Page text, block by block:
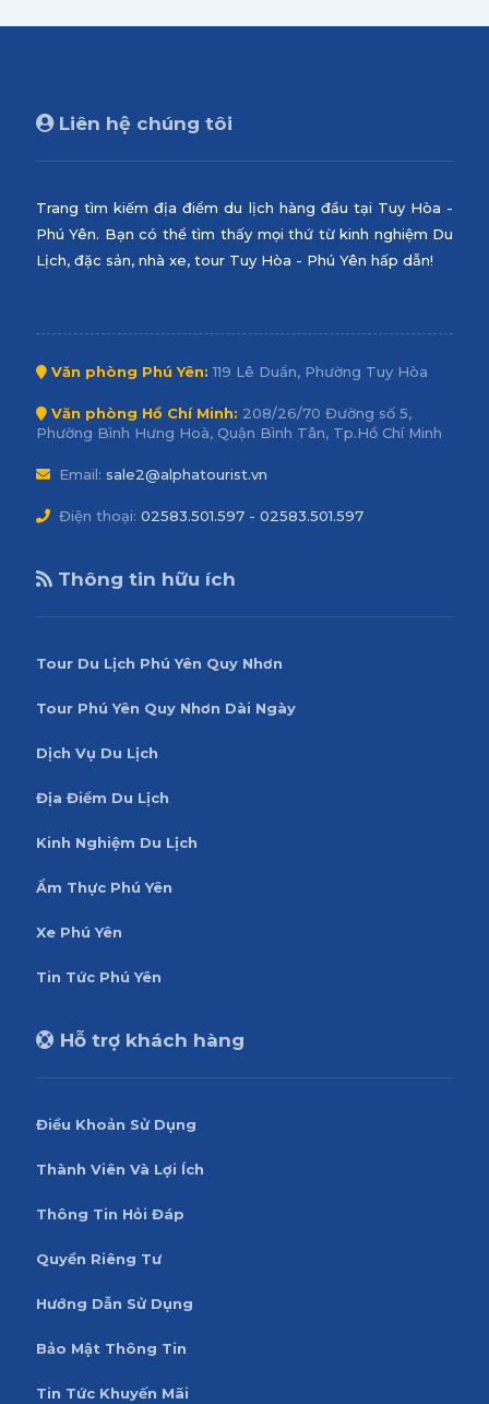
Liên hệ chúng tôi
Trang tìm kiếm địa điểm du lịch hàng đầu tại Tuy Hòa -
Phú Yên. Bạn có thể tìm thấy mọi thứ từ kinh nghiệm Du
Lịch, đặc sản, nhà xe, tour Tuy Hòa - Phú Yên hấp dẫn!
Văn phòng Phú Yên: 119 Lê Duẩn, Phường Tuy Hòa
Văn phòng Hồ Chí Minh: 208/26/70 Đường số 5,
Phường Bình Hưng Hoà, Quận Bình Tân, Tp.Hồ Chí Minh
Email: sale2@alphatourist.vn
Điện thoại: 02583.501.597 - 02583.501.597
Thông tin hữu ích
Tour Du Lịch Phú Yên Quy Nhơn
Tour Phú Yên Quy Nhơn Dài Ngày
Dịch Vụ Du Lịch
Địa Điểm Du Lịch
Kinh Nghiệm Du Lịch
Ẩm Thực Phú Yên
Xe Phú Yên
Tin Tức Phú Yên
Hỗ trợ khách hàng
Điều Khoản Sử Dụng
Thành Viên Và Lợi Ích
Thông Tin Hỏi Đáp
Quyền Riêng Tư
Hướng Dẫn Sử Dụng
Bảo Mật Thông Tin
Tin Tức Khuyến Mãi